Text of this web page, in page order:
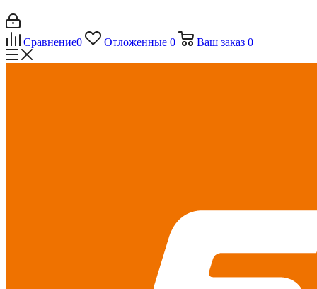
Сравнение0 Отложенные 0 Ваш заказ 0